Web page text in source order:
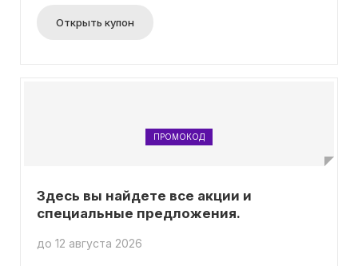
Открыть купон
ПРОМОКОД
Здесь вы найдете все акции и
специальные предложения.
до 12 августа 2026